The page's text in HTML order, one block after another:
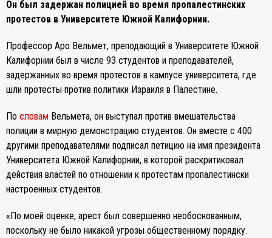
Он был задержан полицией во время пропалестинских
протестов в Университете Южной Калифорнии.
Профессор Аро Вельмет, преподающий в Университете Южной
Калифорнии был в числе 93 студентов и преподавателей,
задержанных во время протестов в кампусе университета, где
шли протесты против политики Израиля в Палестине.
По словам Вельмета, он выступал против вмешательства
полиции в мирную демонстрацию студентов. Он вместе с 400
другими преподавателями подписал петицию на имя президента
Университета Южной Калифорнии, в которой раскритиковал
действия властей по отношении к протестам пропалестински
настроенных студентов.
«По моей оценке, арест был совершенно необоснованным,
поскольку не было никакой угрозы общественному порядку.